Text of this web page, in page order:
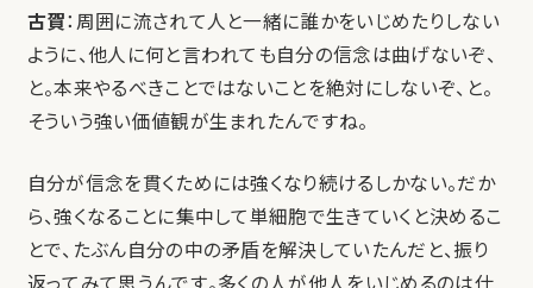
古賀：周囲に流されて人と一緒に誰かをいじめたりしない
ように、他人に何と言われても自分の信念は曲げないぞ、
と。本来やるべきことではないことを絶対にしないぞ、と。
そういう強い価値観が生まれたんですね。
自分が信念を貫くためには強くなり続けるしかない。だか
ら、強くなることに集中して単細胞で生きていくと決めるこ
とで、たぶん自分の中の矛盾を解決していたんだと、振り